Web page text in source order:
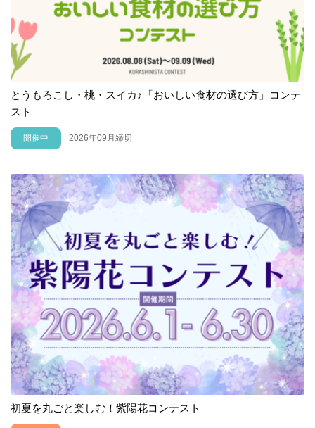
とうもろこし・桃・スイカ♪「おいしい食材の選び方」コンテ
スト
開催中 2026年09月締切
初夏を丸ごと楽しむ！紫陽花コンテスト